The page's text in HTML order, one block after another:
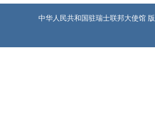
中华人民共和国驻瑞士联邦大使馆